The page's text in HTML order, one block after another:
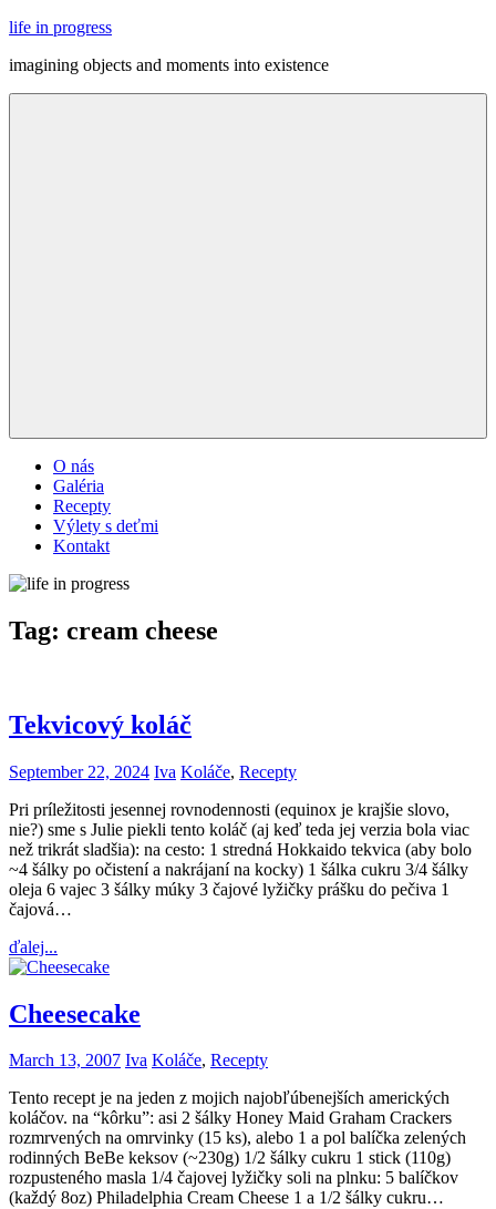
Skip
content
life in progress
imagining objects and moments into existence
O nás
Galéria
Recepty
Výlety s deťmi
Kontakt
Tag: cream cheese
Tekvicový koláč
September 22, 2024 Iva Koláče, Recepty
Pri príležitosti jesennej rovnodennosti (equinox je krajšie slovo,
nie?) sme s Julie piekli tento koláč (aj keď teda jej verzia bola viac
než trikrát sladšia): na cesto: 1 stredná Hokkaido tekvica (aby bolo
~4 šálky po očistení a nakrájaní na kocky) 1 šálka cukru 3/4 šálky
oleja 6 vajec 3 šálky múky 3 čajové lyžičky prášku do pečiva 1
čajová…
ďalej...
Cheesecake
March 13, 2007 Iva Koláče, Recepty
Tento recept je na jeden z mojich najobľúbenejších amerických
koláčov. na “kôrku”: asi 2 šálky Honey Maid Graham Crackers
rozmrvených na omrvinky (15 ks), alebo 1 a pol balíčka zelených
rodinných BeBe keksov (~230g) 1/2 šálky cukru 1 stick (110g)
rozpusteného masla 1/4 čajovej lyžičky soli na plnku: 5 balíčkov
(každý 8oz) Philadelphia Cream Cheese 1 a 1/2 šálky cukru…